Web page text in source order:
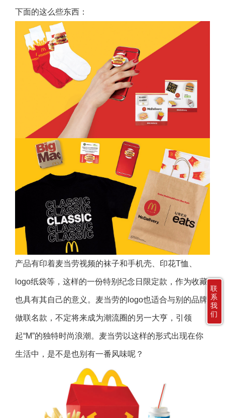
下面的这么些东西：
产品有印着麦当劳视频的袜子和手机壳、印花T恤、
logo纸袋等，这样的一份特别纪念日限定款，作为收藏
也具有其自己的意义。麦当劳的logo也适合与别的品牌
做联名款，不定将来成为潮流圈的另一大亨，引领
起“M”的独特时尚浪潮。麦当劳以这样的形式出现在你
生活中，是不是也别有一番风味呢？
联
系
我
们